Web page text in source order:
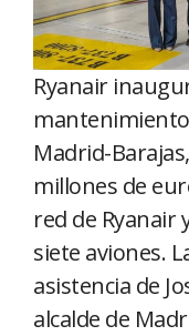
Ryanair
Madrid-
millones de
red de Ryanair
siete aviones.
asistencia de
alcalde de